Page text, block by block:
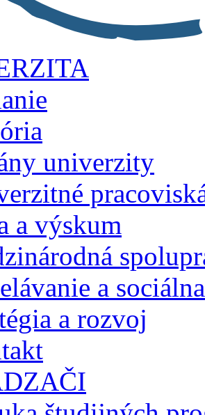
univerzity
a výskum
a
a rozvoj